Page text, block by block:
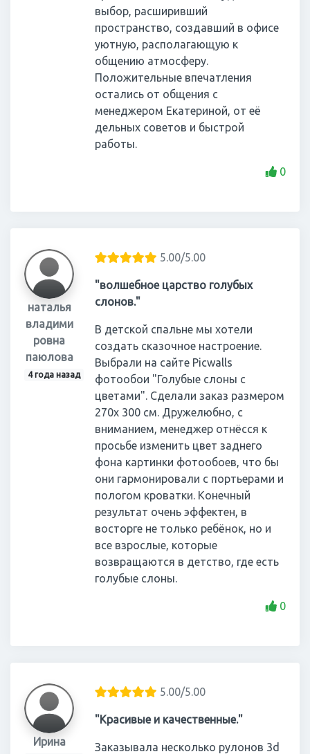
выбор, расширивший
пространство, создавший в офисе
уютную, располагающую к
общению атмосферу.
Положительные впечатления
остались от общения с
менеджером Екатериной, от её
дельных советов и быстрой
работы.
0
наталья
владими
ровна
паюлова
4 года назад
5.00/5.00
"волшебное царство голубых
слонов."
В детской спальне мы хотели
создать сказочное настроение.
Выбрали на сайте Picwalls
фотообои "Голубые слоны с
цветами". Сделали заказ размером
270х 300 см. Дружелюбно, с
вниманием, менеджер отнёсся к
просьбе изменить цвет заднего
фона картинки фотообоев, что бы
они гармонировали с портьерами и
пологом кроватки. Конечный
результат очень эффектен, в
восторге не только ребёнок, но и
все взрослые, которые
возвращаются в детство, где есть
голубые слоны.
0
Ирина
5.00/5.00
"Красивые и качественные."
Заказывала несколько рулонов 3d